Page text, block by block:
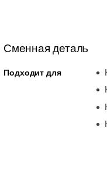
Сменная деталь
Подходит для